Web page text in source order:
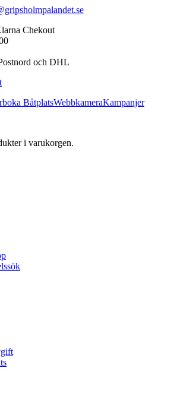
Chekout
och DHL
BåtplatsWebbkameraKampanjer
i varukorgen.